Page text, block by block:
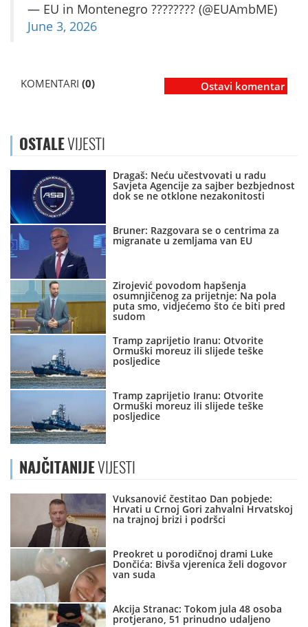
— EU in Montenegro ???????? (@EUAmbME)
June 3, 2026
KOMENTARI (0) Ostavi komentar
OSTALEVIJESTI
Dragaš: Neću učestvovati u radu
Savjeta Agencije za sajber bezbjednost
dok se ne otklone nezakonitosti
Bruner: Razgovara se o centrima za
migranate u zemljama van EU
Zirojević povodom hapšenja
osumnjičenog za prijetnje: Na pola
puta smo, vidjećemo što će biti pred
sudom
Tramp zaprijetio Iranu: Otvorite
Ormuški moreuz ili slijede teške
posljedice
Tramp zaprijetio Iranu: Otvorite
Ormuški moreuz ili slijede teške
posljedice
NAJČITANIJEVIJESTI
Vuksanović čestitao Dan pobjede:
Hrvati u Crnoj Gori zahvalni Hrvatskoj
na trajnoj brizi i podršci
Preokret u porodičnoj drami Luke
Dončića: Bivša vjerenica želi dogovor
van suda
Akcija Stranac: Tokom jula 48 osoba
protjerano, 51 prinudno udaljeno